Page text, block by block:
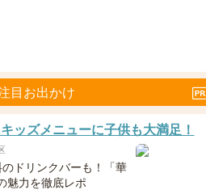
目お出かけ
ッズメニューに子供も大満足！
ドリンクバーも！「華
魅力を徹底レポ